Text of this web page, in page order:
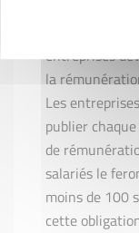
entreprises
la
Les
publier
de
salariés le
moins de 100
cette